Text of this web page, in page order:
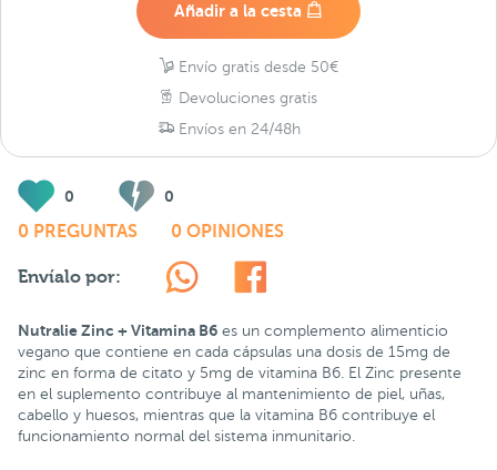
Añadir a la cesta
Envío gratis desde 50€
Devoluciones gratis
Envíos en 24/48h
0 0
0 PREGUNTAS 0 OPINIONES
Envíalo por:
Nutralie Zinc + Vitamina B6 es un complemento alimenticio
vegano que contiene en cada cápsulas una dosis de 15mg de
zinc en forma de citato y 5mg de vitamina B6. El Zinc presente
en el suplemento contribuye al mantenimiento de piel, uñas,
cabello y huesos, mientras que la vitamina B6 contribuye el
funcionamiento normal del sistema inmunitario.